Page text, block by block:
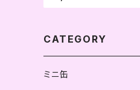
CATEGORY
ミニ缶